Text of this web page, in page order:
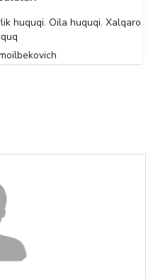
huquqi. Oila huquqi.
huquq
S M